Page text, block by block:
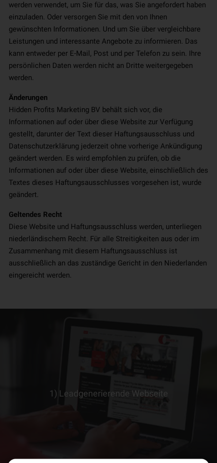
werden verwendet, um Sie für das, was Sie angefordert haben
einzuladen. Oder versorgen Sie mit den von Ihnen
gewünschten Informationen. Und um Sie über vergleichbare
Leistungen und interessante Angebote zu informieren. Das
kann entweder per E-Mail, Post und per Telefon zu sein. Ihre
persönlichen Daten werden nicht an Dritte weitergegeben
werden.
Änderungen
Hidden Profits Marketing BV behält sich vor, die
Informationen auf oder über diese Website zur Verfügung
gestellt, darunter der Text dieser Haftungsausschluss und
Datenschutzerklärung jederzeit ohne vorherige Ankündigung
geändert werden. Es wird empfohlen zu prüfen, ob die
Informationen auf oder über diese Website, einschließlich des
Textes dieses Haftungsausschlusses vorgesehen ist, wurde
geändert.
Geltendes Recht
Diese Website und Haftungsausschluss werden, unterliegen
niederländischem Recht. Für alle Streitigkeiten aus oder im
Zusammenhang mit diesem Haftungsausschluss ist
ausschließlich an das zuständige Gericht in den Niederlanden
eingereicht werden.
1) Leadgenerierende Webseite
> ERFAHRE MEHR